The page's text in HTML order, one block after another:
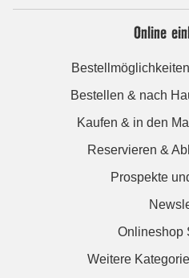
Online
Bestellen & nach
Kaufen & in den
Reservieren &
Prospekte
Onlineshop
Weitere